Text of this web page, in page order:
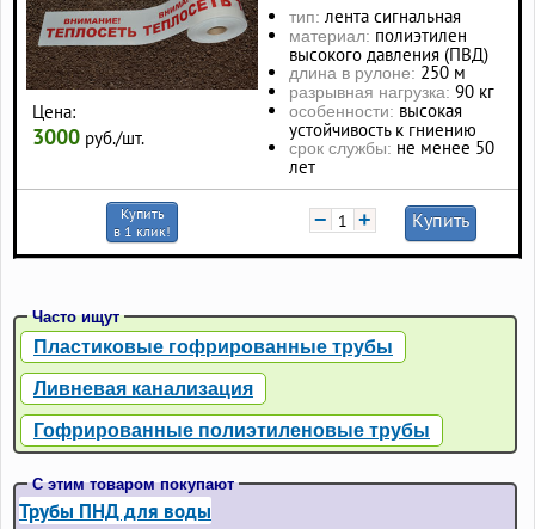
Цена:
3000 руб./шт.
тип: лента сигнальная
материал: полиэтилен
высокого давления (ПВД)
длина в рулоне: 250 м
разрывная нагрузка: 90 кг
особенности: высокая
устойчивость к гниению
срок службы: не менее 50
лет
Купить
в 1 клик!
− + Купить
Часто ищут
Пластиковые гофрированные трубы
Ливневая канализация
Гофрированные полиэтиленовые трубы
С этим товаром покупают
Трубы ПНД для воды